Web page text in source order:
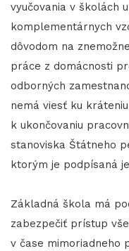
vyučovania v školách
komplementárnych
dôvodom na
práce z domácnosti
odborných
nemá viesť ku
k ukončovaniu
stanoviska Štátneho
ktorým je podpísaná
Základná škola má
zabezpečiť prístup
v čase mimoriadneho